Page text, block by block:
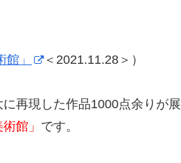
」 ＜2021.11.28＞）
再現した作品1000点余りが展
館」 です。